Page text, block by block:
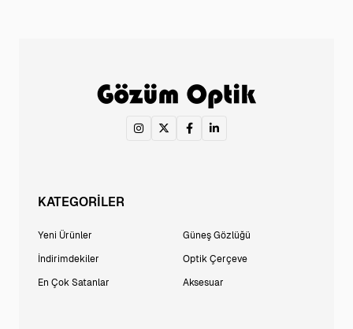
KATEGORİLER
Yeni Ürünler
İndirimdekiler
En Çok Satanlar
Güneş Gözlüğü
Optik Çerçeve
Aksesuar